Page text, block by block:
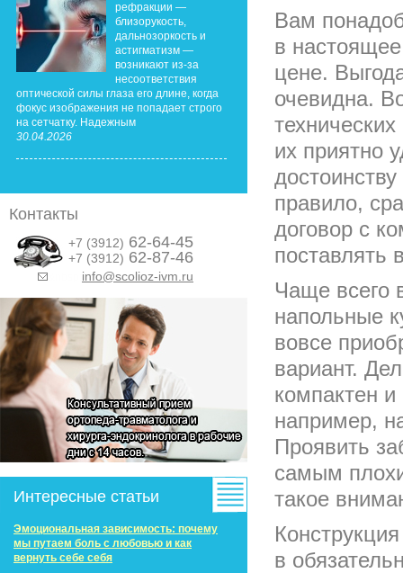
рефракции —
близорукость,
дальнозоркость и
астигматизм —
возникают из-за
несоответствия
оптической силы глаза его длине, когда
фокус изображения не попадает строго
на сетчатку. Надежным
30.04.2026
Контакты
+7 (3912) 62-64-45
+7 (3912) 62-87-46
info@scolioz-ivm.ru
Интересные статьи
Эмоциональная зависимость: почему
мы путаем боль с любовью и как
вернуть себе себя
Вам
в
цене.
очевидна.
их приятно
правило,
договор с
поставлять
Чаще всего
напольные
вовсе
вариант.
компактен
например,
Проявить
самым
такое
в